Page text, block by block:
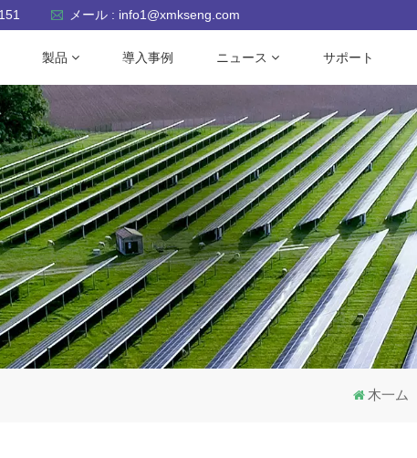
メール : info1@xmkseng.com
製品 導入事例 ニュース サポート
木一ム